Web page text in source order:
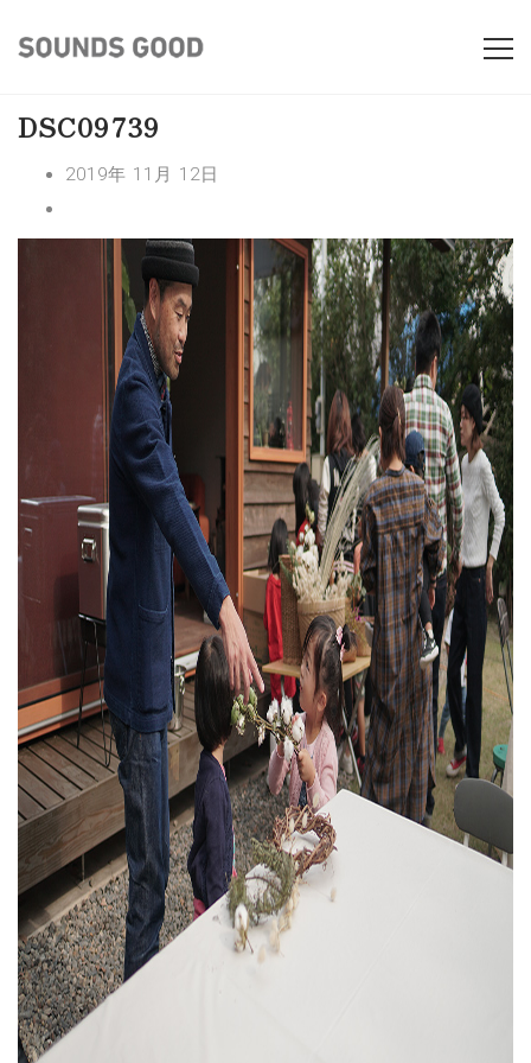
DSC09739
2019年 11月 12日